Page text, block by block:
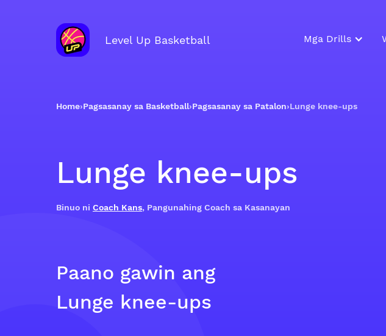
Level Up Basketball Mga Drills
Home›Pagsasanay sa Basketball›Pagsasanay sa Patalon›Lunge knee-ups
Lunge knee-ups
Binuo ni Coach Kans, Pangunahing Coach sa Kasanayan
Paano gawin ang
Lunge knee-ups